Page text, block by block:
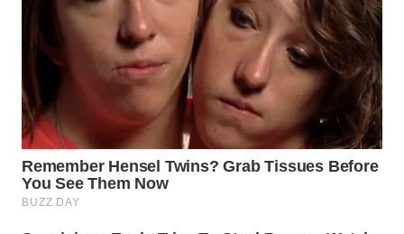
WN
MANDALIKA
WN
LIKUPANG
WN
LABUANBAJO